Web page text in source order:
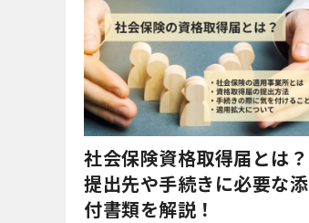
社会保険資格取得届とは？
提出先や手続きに必要な添
付書類を解説！